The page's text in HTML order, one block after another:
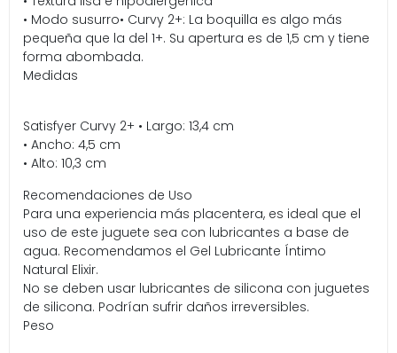
• Modo susurro• Curvy 2+: La boquilla es algo más
pequeña que la del 1+. Su apertura es de 1,5 cm y tiene
forma abombada.
Medidas
Satisfyer Curvy 2+ • Largo: 13,4 cm
• Ancho: 4,5 cm
• Alto: 10,3 cm
Recomendaciones de Uso
Para una experiencia más placentera, es ideal que el
uso de este juguete sea con lubricantes a base de
agua. Recomendamos el Gel Lubricante Íntimo
Natural Elixir.
No se deben usar lubricantes de silicona con juguetes
de silicona. Podrían sufrir daños irreversibles.
Peso